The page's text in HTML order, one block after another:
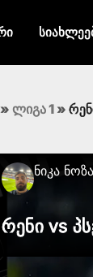
» ლიგა 1 »
Ნიკა
რენი vs